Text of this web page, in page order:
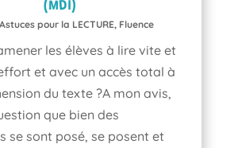
(MDI)
Astuces pour la LECTURE, Fluence
les élèves à lire vite et
et avec un accès total à
du texte ?A mon avis,
que bien des
se sont posé, se posent et